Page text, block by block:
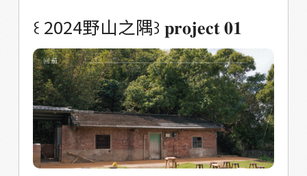
－－－－－－－ 󠀠 ㊂ 個社區 X ㊂ 個藝術共創 X
㊀ 個主展間 X ㊂ 個串連點位 󠀠󠀠󠀠 󠀠󠀠 和我們一起走進
香山的田野與角落之間 Let's venture into the
corners of the fields and mountains. 󠀠󠀠 ❏ 展
期起始日：𝟭𝟬月𝟭𝟮日-𝟮𝟳日 官網介紹：
https://livelyland.design/野山之隅/展期資
訊/ 導讀手冊：
我：「當初怎麼把我配給海山？」 「海山有故
事，而你的畫面會說故事」我說。 海山社區有
數十位任何活動都能見到的固定班底長輩，他
們從週一到週五都相聚在社區，有人在海山發
生了一輩子、有人在海山療癒、有人在海山遇
見了知己、有人在海山參悟了生命的意義⋯⋯
有人。 在展場，阿福特別設立個一個可以留下
話語給長輩的桌檯，卓檯上有個社區成員的獨
꒰ 2024野山之隅꒱󠀠 𝐩𝐫𝐨𝐣𝐞𝐜𝐭 𝟎𝟏